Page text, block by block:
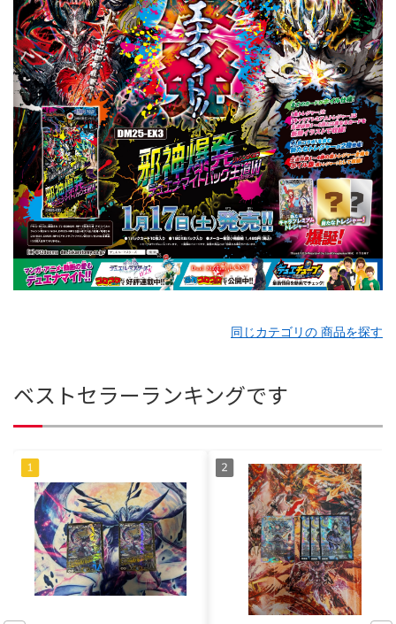
同じカテゴリの 商品を探す
ベストセラーランキングです